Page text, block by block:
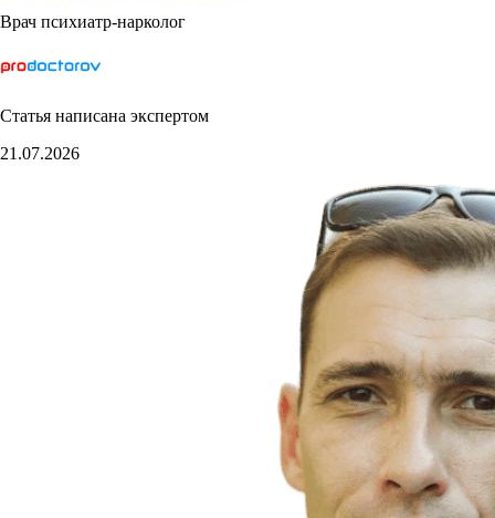
Врач психиатр-нарколог
Статья написана экспертом
21.07.2026